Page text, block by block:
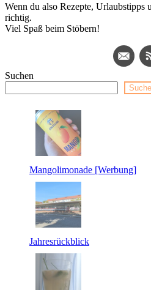
Wenn du also Rezepte, Urlaubstipps
richtig.
Viel Spaß beim Stöbern!
Suchen
Mangolimonade [Werbung]
Jahresrückblick